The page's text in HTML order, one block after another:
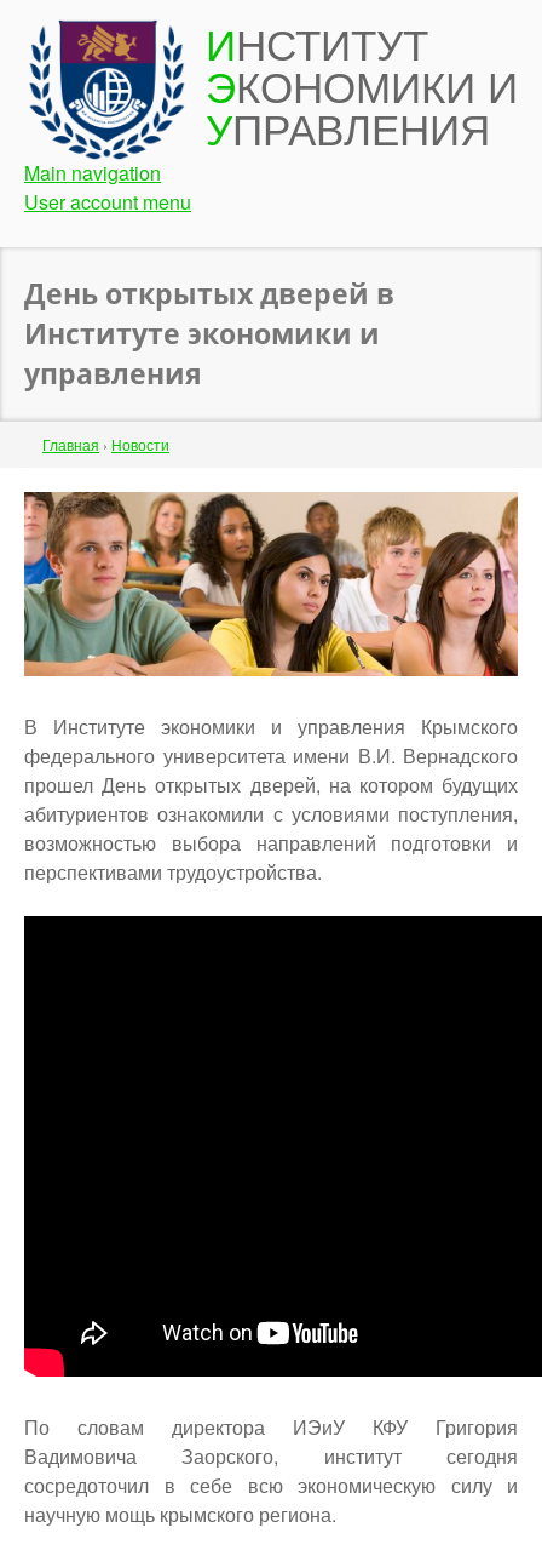
Перейти
основному
содержанию
ИНСТИТУТ
ЭКОНОМИКИ И
УПРАВЛЕНИЯ
Main navigation
User account menu
День открытых дверей в
Институте экономики и
управления
Строка
навигации
Главная › Новости
Back
to
top
В Институте экономики и управления Крымского
федерального университета имени В.И. Вернадского
прошел День открытых дверей, на котором будущих
абитуриентов ознакомили с условиями поступления,
возможностью выбора направлений подготовки и
перспективами трудоустройства.
По словам директора ИЭиУ КФУ Григория
Вадимовича Заорского, институт сегодня
сосредоточил в себе всю экономическую силу и
научную мощь крымского региона.